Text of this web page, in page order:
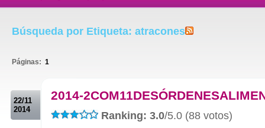
Búsqueda por Etiqueta: atracones
Páginas: 1
22/11
2014
2014-
Ranking: 3.0/5.0 (88 votos)